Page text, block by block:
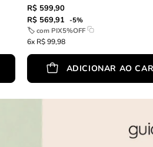
R$ 599,90
R$ 569,91 -5%
🏷 com PIX5%OFF
6x R$ 99,98
ADICIONAR AO